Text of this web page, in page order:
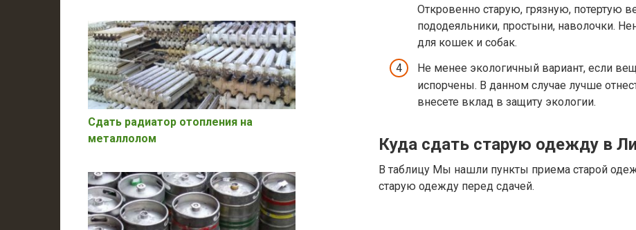
Откровенно старую, грязную, потертую
пододеяльники, простыни, наволочки.
для кошек и собак.
Не менее экологичный вариант, если
испорчены. В данном случае лучше
внесете вклад в защиту экологии.
Куда сдать старую одежду в
В таблицу Мы нашли пункты приема старой
старую одежду перед сдачей.
Сдать радиатор отопления на
металлолом